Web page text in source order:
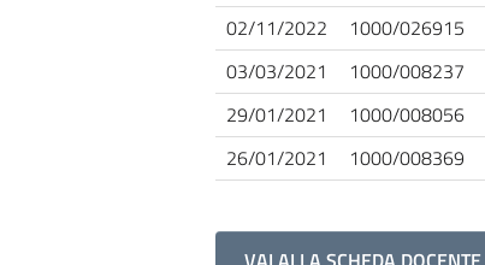
02/11/2022
1000/026915
03/03/2021
1000/008237
29/01/2021
1000/008056
26/01/2021
1000/008369